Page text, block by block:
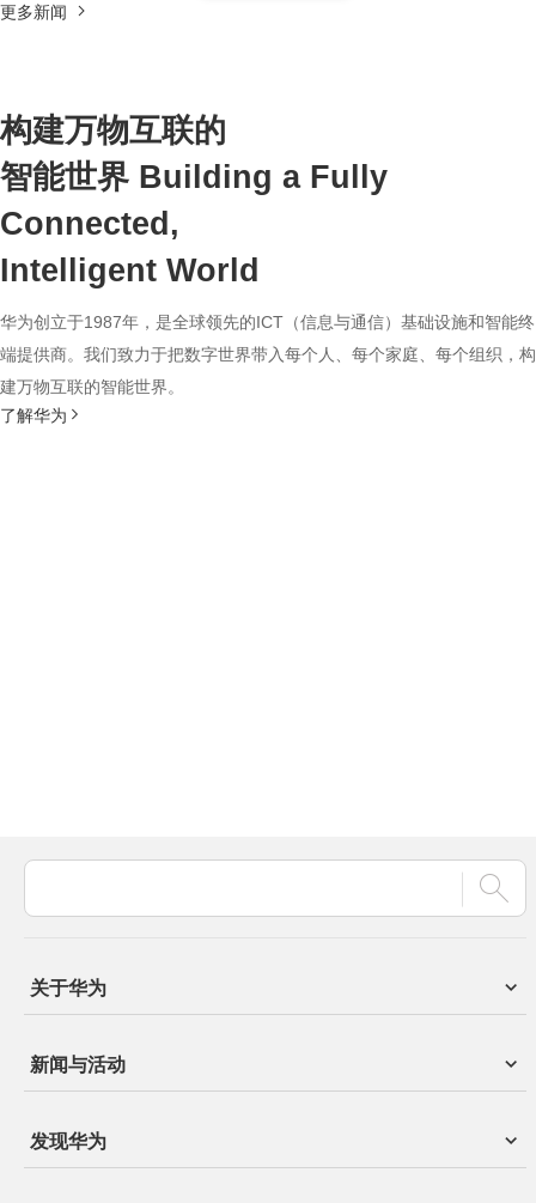
更多新闻
构建万物互联的
智能世界 Building a Fully
Connected,
Intelligent World
华为创立于1987年，是全球领先的ICT（信息与通信）基础设施和智能终
端提供商。我们致力于把数字世界带入每个人、每个家庭、每个组织，构
建万物互联的智能世界。
了解华为
关于华为
新闻与活动
发现华为